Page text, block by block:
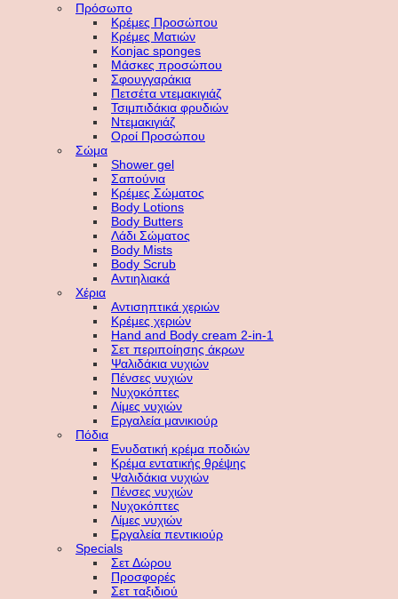
Πρόσωπο
Κρέμες Προσώπου
Κρέμες Ματιών
Konjac sponges
Μάσκες προσώπου
Σφουγγαράκια
Πετσέτα ντεμακιγιάζ
Τσιμπιδάκια φρυδιών
Ντεμακιγιάζ
Οροί Προσώπου
Σώμα
Shower gel
Σαπούνια
Κρέμες Σώματος
Body Lotions
Body Butters
Λάδι Σώματος
Body Mists
Body Scrub
Αντιηλιακά
Χέρια
Αντισηπτικά χεριών
Κρέμες χεριών
Hand and Body cream 2-in-1
Σετ περιποίησης άκρων
Ψαλιδάκια νυχιών
Πένσες νυχιών
Νυχοκόπτες
Λίμες νυχιών
Εργαλεία μανικιούρ
Πόδια
Ενυδατική κρέμα ποδιών
Κρέμα εντατικής θρέψης
Ψαλιδάκια νυχιών
Πένσες νυχιών
Νυχοκόπτες
Λίμες νυχιών
Εργαλεία πεντικιούρ
Specials
Σετ Δώρου
Προσφορές
Σετ ταξιδιού